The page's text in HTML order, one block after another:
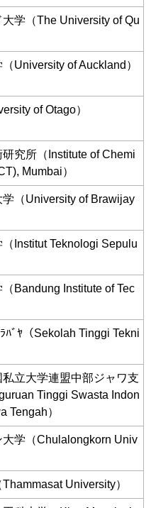
学（The University of Qu
University of Auckland）
of Otago）
究所（Institute of Chemi
Mumbai）
（University of Brawijay
Institut Teknologi Sepulu
Bandung Institute of Tec
ﾗﾊﾞﾔ（Sekolah Tinggi Tekni
立大学連盟中部ジャワ支
Tinggi Swasta Indon
Tengah）
学（Chulalongkorn Univ
University）